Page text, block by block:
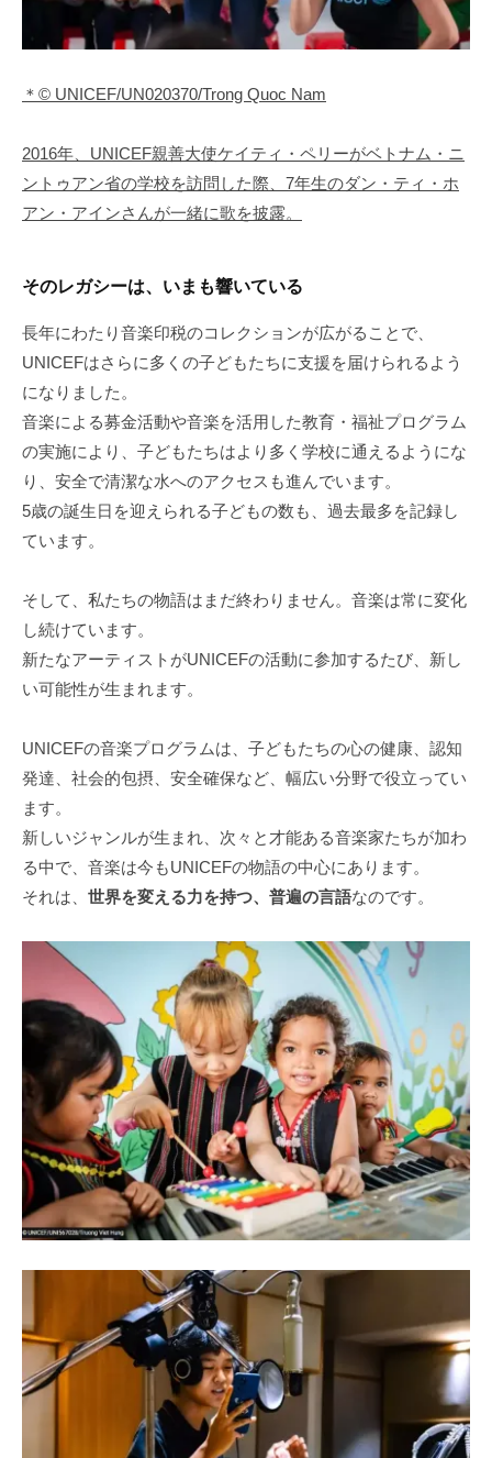
＊© UNICEF/UN020370/Trong Quoc Nam
2016年、UNICEF親善大使ケイティ・ペリーがベトナム・ニ
ントゥアン省の学校を訪問した際、7年生のダン・ティ・ホ
アン・アインさんが一緒に歌を披露。
そのレガシーは、いまも響いている
長年にわたり音楽印税のコレクションが広がることで、
UNICEFはさらに多くの子どもたちに支援を届けられるよう
になりました。
音楽による募金活動や音楽を活用した教育・福祉プログラム
の実施により、子どもたちはより多く学校に通えるようにな
り、安全で清潔な水へのアクセスも進んでいます。
5歳の誕生日を迎えられる子どもの数も、過去最多を記録し
ています。
そして、私たちの物語はまだ終わりません。音楽は常に変化
し続けています。
新たなアーティストがUNICEFの活動に参加するたび、新し
い可能性が生まれます。
UNICEFの音楽プログラムは、子どもたちの心の健康、認知
発達、社会的包摂、安全確保など、幅広い分野で役立ってい
ます。
新しいジャンルが生まれ、次々と才能ある音楽家たちが加わ
る中で、音楽は今もUNICEFの物語の中心にあります。
それは、 世界を変える力を持つ、普遍の言語なのです。